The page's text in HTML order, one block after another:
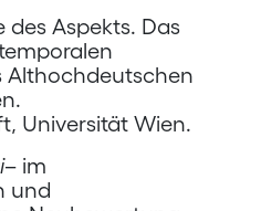
des Aspekts. Das
Althochdeutschen
Universität Wien.
– im
und